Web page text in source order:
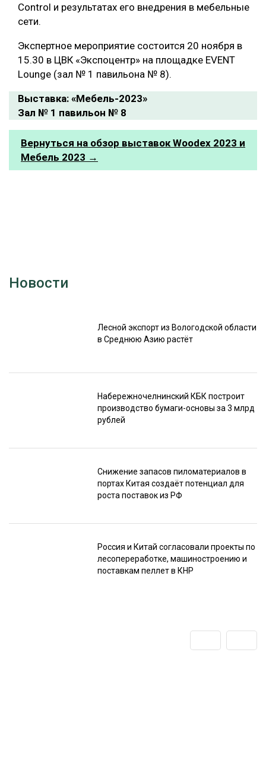
Control и результатах его внедрения в мебельные
сети.
Экспертное мероприятие состоится 20 ноября в
15.30 в ЦВК «Экспоцентр» на площадке EVENT
Lounge (зал № 1 павильона № 8).
Выставка: «Мебель-2023»
Зал № 1 павильон № 8
Вернуться на обзор выставок Woodex 2023 и
Мебель 2023 →
Новости
Лесной экспорт из Вологодской области
в Среднюю Азию растёт
Набережночелнинский КБК построит
производство бумаги-основы за 3 млрд
рублей
Снижение запасов пиломатериалов в
портах Китая создаёт потенциал для
роста поставок из РФ
Россия и Китай согласовали проекты по
лесопереработке, машиностроению и
поставкам пеллет в КНР